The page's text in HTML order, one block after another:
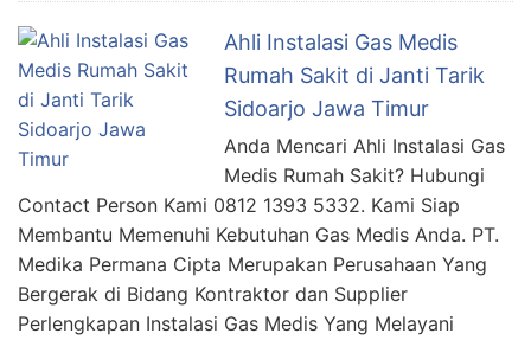
Ahli Instalasi Gas Medis
Rumah Sakit di Janti Tarik
Sidoarjo Jawa Timur
Anda Mencari Ahli Instalasi Gas
Medis Rumah Sakit? Hubungi
Contact Person Kami 0812 1393 5332. Kami Siap
Membantu Memenuhi Kebutuhan Gas Medis Anda. PT.
Medika Permana Cipta Merupakan Perusahaan Yang
Bergerak di Bidang Kontraktor dan Supplier
Perlengkapan Instalasi Gas Medis Yang Melayani